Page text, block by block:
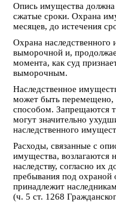
Опись имущества должна
сжатые сроки. Охрана
месяцев, до истечения
Охрана наследственного
выморочной и,
момента, как суд
выморочным.
Наследственное
может быть перемещено,
способом. Запрещаются
могут значительно
наследственного
Расходы, связанные с
имущества, возлагаются
наследству, согласно их
пребывания под охраной
принадлежит
(ч. 5 ст. 1268